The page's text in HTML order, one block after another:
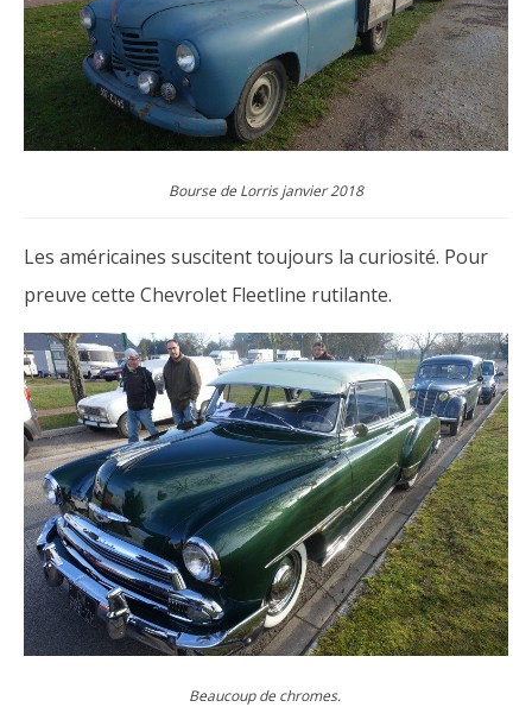
Bourse de Lorris janvier 2018
Les américaines suscitent toujours la curiosité. Pour
preuve cette Chevrolet Fleetline rutilante.
Beaucoup de chromes.